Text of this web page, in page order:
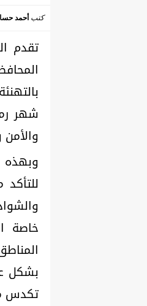
كتبأحمد
تقدم
شهر
وبهذه
خاصة
بشكل
تكدس